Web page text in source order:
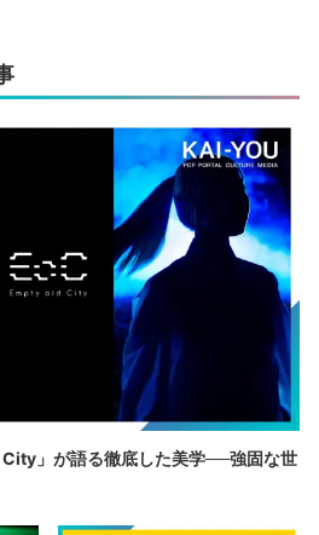
」が語る徹底した美学──強固な世